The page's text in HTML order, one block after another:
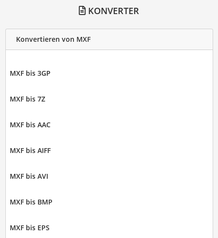
KONVERTER
Konvertieren von MXF
MXF bis 3GP
MXF bis 7Z
MXF bis AAC
MXF bis AIFF
MXF bis AVI
MXF bis BMP
MXF bis EPS